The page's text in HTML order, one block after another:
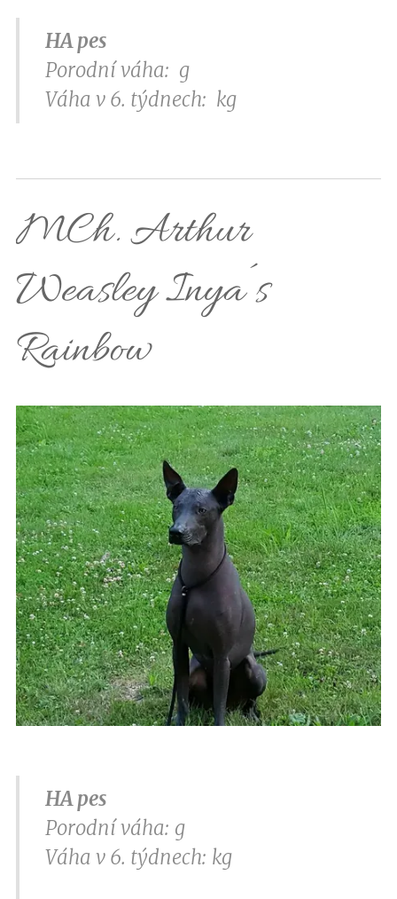
HA pes
Porodní váha: g
Váha v 6. týdnech: kg
MCh. Arthur
Weasley Inya´s
Rainbow
HA pes
Porodní váha: g
Váha v 6. týdnech: kg